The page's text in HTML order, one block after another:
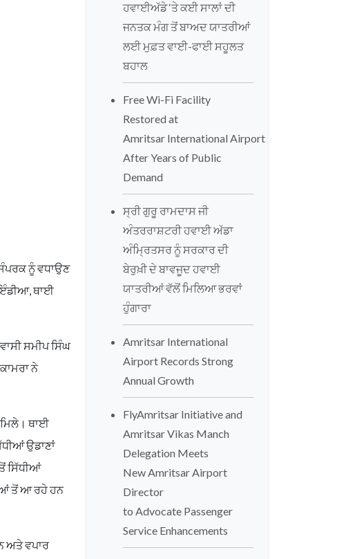
ਨੂੰ ਵਧਾਉਣ
ਇੰਡੀਆ, ਥਾਈ
ਸਮੀਪ ਸਿੰਘ
ਨੇ
ਥਾਈ
ਉਡਾਣਾਂ
ਸਿੱਧੀਆਂ
ਤੋਂ ਆ ਰਹੇ ਹਨ
ਅਤੇ ਵਪਾਰ
ਹਵਾਈਅੱਡੇ ‘ਤੇ ਕਈ ਸਾਲਾਂ ਦੀ
ਜਨਤਕ ਮੰਗ ਤੋਂ ਬਾਅਦ ਯਾਤਰੀਆਂ
ਲਈ ਮੁਫ਼ਤ ਵਾਈ-ਫਾਈ ਸਹੂਲਤ
ਬਹਾਲ
Free Wi-Fi Facility
Restored at
Amritsar International Airport
After Years of Public
Demand
ਸ੍ਰੀ ਗੁਰੂ ਰਾਮਦਾਸ ਜੀ
ਅੰਤਰਰਾਸ਼ਟਰੀ ਹਵਾਈ ਅੱਡਾ
ਅੰਮ੍ਰਿਤਸਰ ਨੂੰ ਸਰਕਾਰ ਦੀ
ਬੇਰੁਖ਼ੀ ਦੇ ਬਾਵਜੂਦ ਹਵਾਈ
ਯਾਤਰੀਆਂ ਵੱਲੋਂ ਮਿਲਿਆ ਭਰਵਾਂ
ਹੁੰਗਾਰਾ
Amritsar International
Airport Records Strong
Annual Growth
FlyAmritsar Initiative and
Amritsar Vikas Manch
Delegation Meets
New Amritsar Airport
Director
to Advocate Passenger
Service Enhancements